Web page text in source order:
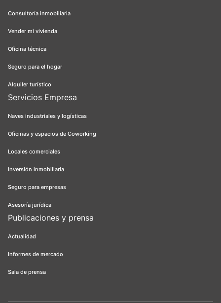
Consultoría inmobiliaria
Vender mi vivienda
Oficina técnica
Seguro para el hogar
Alquiler turístico
Servicios Empresa
Naves industriales y logísticas
Oficinas y espacios de Coworking
Locales comerciales
Inversión inmobiliaria
Seguro para empresas
Asesoría jurídica
Publicaciones y prensa
Actualidad
Informes de mercado
Sala de prensa